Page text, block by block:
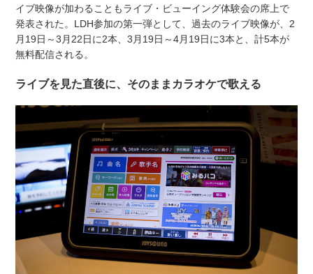
イブ映像が加わることもライブ・ビューイング体験会の席上で
発表された。LDH参加の第一弾として、過去のライブ映像が、2
月19日～3月22日に2本、3月19日～4月19日に3本と、計5本が
無料配信される。
ライブを見た直後に、そのままカラオケで歌える